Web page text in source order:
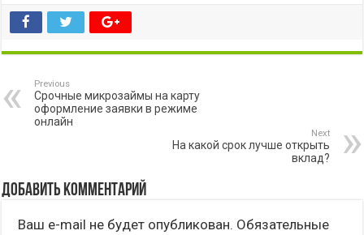
Previous
Срочные микрозаймы на карту
оформление заявки в режиме
онлайн
Next
На какой срок лучше открыть
вклад?
Добавить комментарий
Ваш e-mail не будет опубликован. Обязательные